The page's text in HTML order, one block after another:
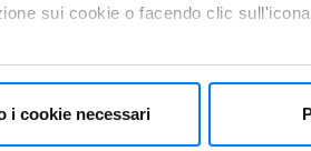
sui cookie o facendo clic
vorremmo anche:
il tuo dispositivo, scansionandolo
i cookie necessari
a filo le uova
ed infine le mandorle intere. Versare
placca del forno dei filoncini di